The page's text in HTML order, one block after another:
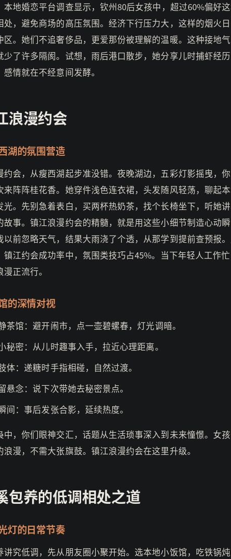
本地婚恋平台调查显示，钦州80后女孩中，超过60%偏好
处，避免商场的高压氛围。经济下行压力大，这样的烟火
区。她们不追奢侈品，更爱那份被理解的温暖。这种接地
少了许多隔阂。试想，雨后港口散步，她分享儿时捕虾经
感情就在不经意间发酵。
浪漫约会
湖的氛围营造
约会，从瘦西湖起步准没错。夜晚湖边，五彩灯影摇曳，
来阵阵桂花香。她穿件浅色连衣裙，头发随风轻荡，聊起
光。先别急着表白，买两杯热奶茶，找个长椅坐下，听她
故事。镇江浪漫约会的精髓，就是用这些小细节制造心动
以前忽略天气，结果大雨浇了个透，从那学到提前查预报
镇江约会成功率中，氛围类技巧占45%。当下年轻人工作
正流行。
的深情对视
茶馆：避开闹市，点一壶碧螺春，灯光调暗。
秘密：从儿时趣事入手，拉近心理距离。
体：递糖时手指相碰，自然过渡。
悬念：说下次带她去秘密景点。
间：事后发张合影，延续热度。
中，你们眼神交汇，话题从生活琐事深入到未来憧憬。女
浪漫，不需大张旗鼓。镇江浪漫约会在这里升级。
包养的低调相处之道
灯的日常节奏
讲究低调，先从朋友圈小聚开始。选本地小饭馆，吃铁锅